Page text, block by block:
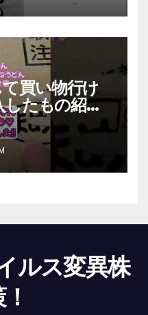
買い物行け
たもの紹
ルス変異株